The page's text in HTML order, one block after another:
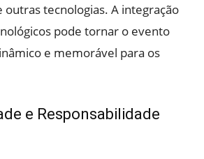
tecnologias. A integração
pode tornar o evento
e memorável para os
e Responsabilidade